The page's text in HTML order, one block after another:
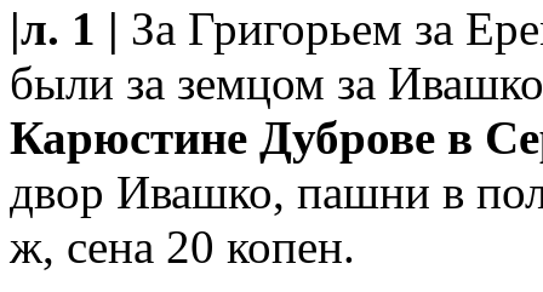
|л. 1 | За Григорьем за
были за земцом за
Карюстине Дуброве в
двор Ивашко, пашни в
ж, сена 20 копен.